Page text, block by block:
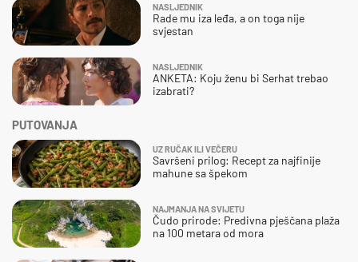
NASLJEDNIK
Rade mu iza leđa, a on toga nije
svjestan
NASLJEDNIK
ANKETA: Koju ženu bi Serhat trebao
izabrati?
PUTOVANJA
UZ RUČAK ILI VEČERU
Savršeni prilog: Recept za najfinije
mahune sa špekom
NAJMANJA NA SVIJETU
Čudo prirode: Predivna pješčana plaža
na 100 metara od mora